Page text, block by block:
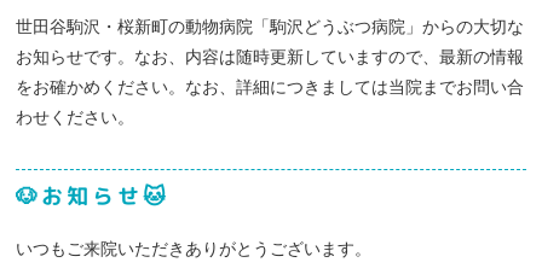
世田谷駒沢・桜新町の動物病院「駒沢どうぶつ病院」からの大切な
お知らせです。なお、内容は随時更新していますので、最新の情報
をお確かめください。なお、詳細につきましては当院までお問い合
わせください。
🐶お知らせ🐱
いつもご来院いただきありがとうございます。